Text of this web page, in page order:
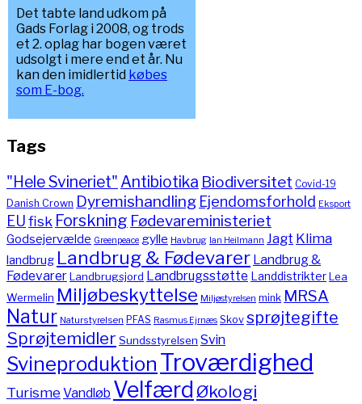
Det tabte land udkom på
Gads Forlag i 2008, og trods
et 2. oplag har bogen været
udsolgt i mere end et år. Nu
kan den imidlertid købes
som E-bog.
Tags
"Hele Svineriet" Antibiotika Biodiversitet Covid-19
Danish Crown Dyremishandling Ejendomsforhold Eksport
EUfisk Forskning Fødevareministeriet
Godsejervælde Greenpeace gylle Havbrug Ian Heilmann Jagt Klima
landbrug Landbrug & Fødevarer Landbrug &
FødevarerLandbrugsjord Landbrugsstøtte LanddistrikterLea
Wermelin Miljøbeskyttelse Miljøstyrelsen mink MRSA
Natur Naturstyrelsen PFAS Rasmus Ejrnæs Skov sprøjtegifte
Sprøjtemidler Sundsstyrelsen Svin
Svineproduktion Troværdighed
TurismeVandløb Velfærd Økologi